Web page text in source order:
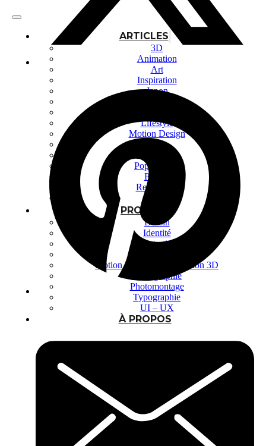
ARTICLES
3D
Animation
Art
Inspiration
Japon
Lifestyle
Motion Design
Outils
Pop Culture
Projets
Ressources
PROJETS
Dessin
Identité
Illustration
Montage vidéo
Motion Design – Conception 3D
Photographie
Photomontage
Typographie
UI – UX
À PROPOS